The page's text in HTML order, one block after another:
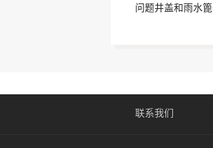
问题井盖和雨水
联系我们